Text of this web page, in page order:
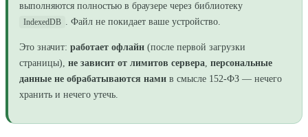
выполняются полностью в браузере через библиотеку
IndexedDB . Файл не покидает ваше устройство.
Это значит: работает офлайн (после первой загрузки
страницы), не зависит от лимитов сервера, персональные
данные не обрабатываются нами в смысле 152-ФЗ — нечего
хранить и нечего утечь.